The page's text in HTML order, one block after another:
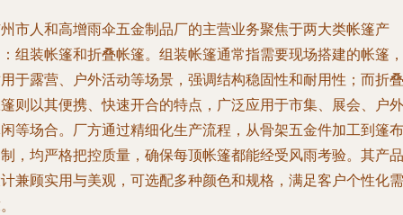
市人和高增雨伞五金制品厂的主营业务聚焦于两大类帐篷产
组装帐篷和折叠帐篷。组装帐篷通常指需要现场搭建的帐篷，
于露营、户外活动等场景，强调结构稳固性和耐用性；而折叠
则以其便携、快速开合的特点，广泛应用于市集、展会、户外
等场合。厂方通过精细化生产流程，从骨架五金件加工到篷布
，均严格把控质量，确保每顶帐篷都能经受风雨考验。其产品
兼顾实用与美观，可选配多种颜色和规格，满足客户个性化需